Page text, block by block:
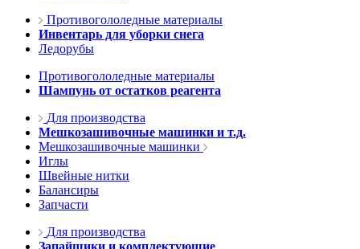
Противогололедные материалы
Инвентарь для уборки снега
Ледорубы
Противогололедные материалы
Шампунь от остатков реагента
Для производства
Мешкозашивочные машинки и т.д.
Мешкозашивочные машинки
Иглы
Швейные нитки
Балансиры
Запчасти
Для производства
Запайщики и комплектующие